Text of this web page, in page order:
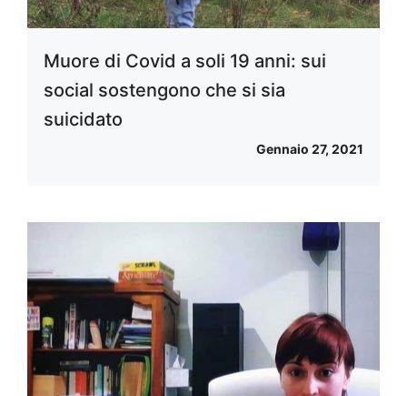
Muore di Covid a soli 19 anni: sui
social sostengono che si sia
suicidato
Gennaio 27, 2021